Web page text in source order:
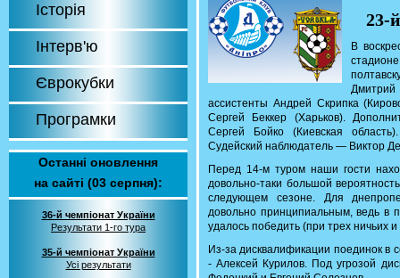
Історія
Інтерв'ю
Єврокубки
Програмки
Останні оновлення
на сайті (03 серпня):
36-й чемпіонат України
Результати 1-го тура
35-й чемпіонат України
Усі результати
23-
В
Дмитрий
ассистенты Андрей Скрипка
Сергей Беккер (Харьков).
Сергей Бойко (Киевская
Судейский наблюдатель — Виктор
Перед 14-м туром наши гости
довольно-таки большой
следующем сезоне. Для
довольно принципиальным, ведь в
удалось победить (при трех ничьих
Из-за дисквалификации поединок в
- Алексей Курилов. Под угрозой